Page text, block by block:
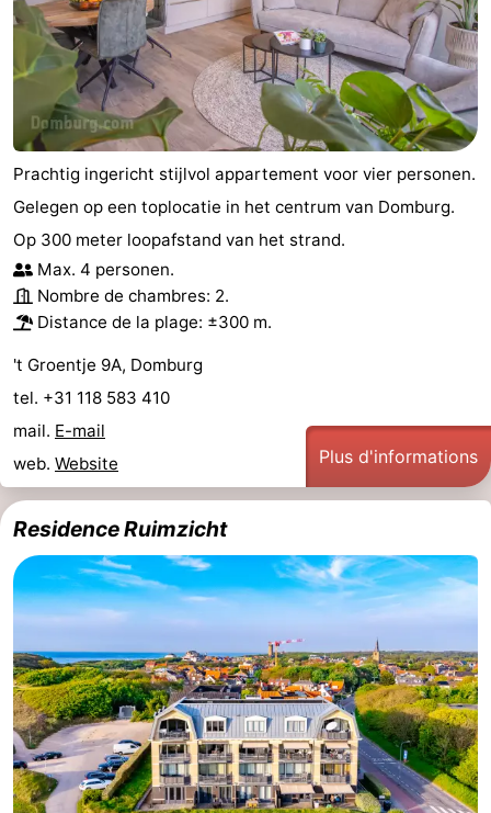
Manèges
-
Terrains
Peche
de
l'anneau
Boire
et
manger
Événements
Pratiques
Forum
Route
-
Stationnement
Adresses
Médicales
Région
Zeeland
Schouwen-
Duiveland
-
Renesse
-
Brouwershaven
-
Prachtig ingericht stijlvol appartement voor vier personen.
Gelegen op een toplocatie in het centrum van Domburg.
Op 300 meter loopafstand van het strand.
Max. 4 personen.
Nombre de chambres: 2.
Distance de la plage: ±300 m.
't Groentje 9A, Domburg
tel. +31 118 583 410
mail. E-mail
web. Website Plus d'informations
Residence Ruimzicht